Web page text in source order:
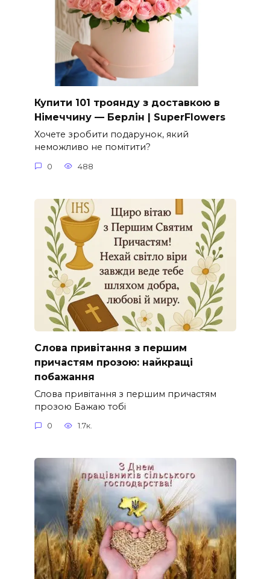
Купити 101 троянду з доставкою в
Німеччину — Берлін | SuperFlowers
Хочете зробити подарунок, який
неможливо не помітити?
0 488
Слова привітання з першим
причастям прозою: найкращі
побажання
Слова привітання з першим причастям
прозою Бажаю тобі
0 1.7к.